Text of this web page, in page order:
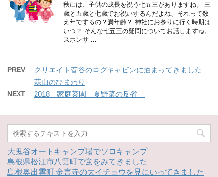
秋には、子供の成長を祝う七五三がありますね。 三
歳と五歳と七歳でお祝いするんだよね、それって数
え年でするの？満年齢？ 神社にお参りに行く時期は
いつ？ そんな七五三の疑問についてお話しますね。
スポンサ …
PREV
クリエイト菅谷のログキャビンに泊まってきました
蒜山のひまわり
NEXT 2018 家庭菜園 夏野菜の反省
大鬼谷オートキャンプ場でソロキャンプ
島根県松江市八雲町で蛍をみてきました
島根奥出雲町 金言寺の大イチョウを見にいってきました